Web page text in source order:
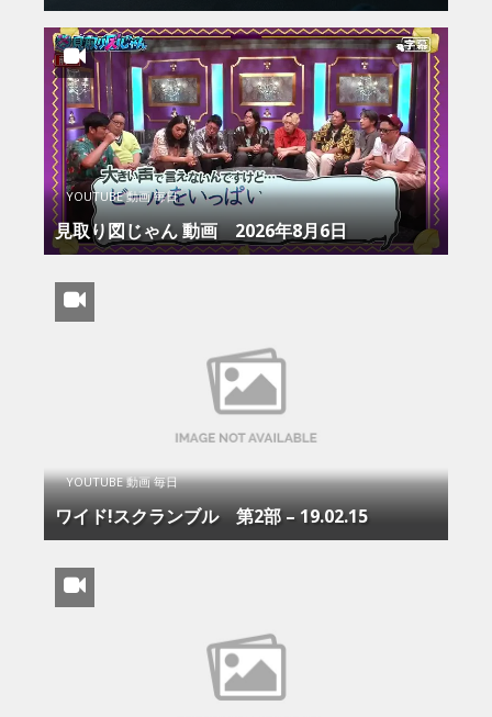
YOUTUBE 動画 毎日
見取り図じゃん 動画 2026年8月6日
YOUTUBE 動画 毎日
ワイド!スクランブル 第2部 – 19.02.15